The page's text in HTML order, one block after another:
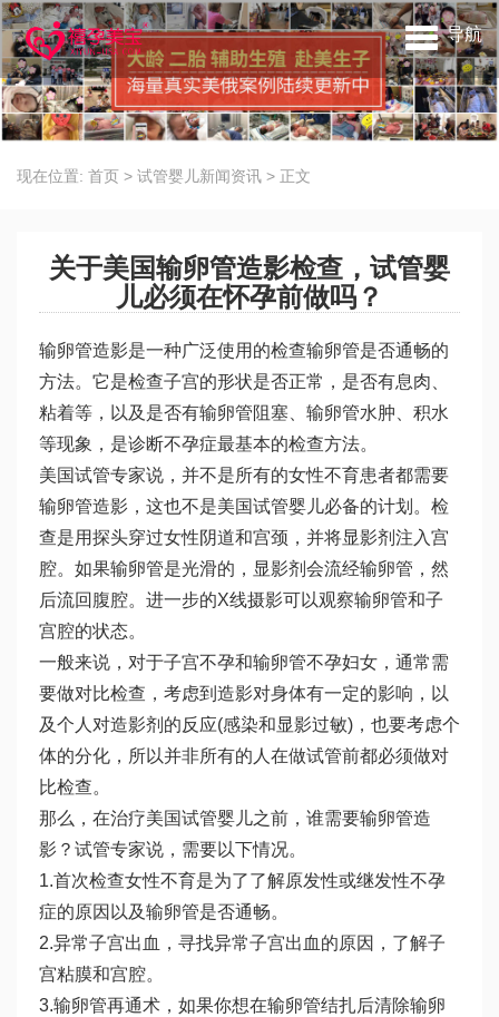
导航
现在位置: 首页 > 试管婴儿新闻资讯 > 正文
关于美国输卵管造影检查，试管婴
儿必须在怀孕前做吗？
输卵管造影是一种广泛使用的检查输卵管是否通畅的
方法。它是检查子宫的形状是否正常，是否有息肉、
粘着等，以及是否有输卵管阻塞、输卵管水肿、积水
等现象，是诊断不孕症最基本的检查方法。
美国试管专家说，并不是所有的女性不育患者都需要
输卵管造影，这也不是美国试管婴儿必备的计划。检
查是用探头穿过女性阴道和宫颈，并将显影剂注入宫
腔。如果输卵管是光滑的，显影剂会流经输卵管，然
后流回腹腔。进一步的X线摄影可以观察输卵管和子
宫腔的状态。
一般来说，对于子宫不孕和输卵管不孕妇女，通常需
要做对比检查，考虑到造影对身体有一定的影响，以
及个人对造影剂的反应(感染和显影过敏)，也要考虑个
体的分化，所以并非所有的人在做试管前都必须做对
比检查。
那么，在治疗美国试管婴儿之前，谁需要输卵管造
影？试管专家说，需要以下情况。
1.首次检查女性不育是为了了解原发性或继发性不孕
症的原因以及输卵管是否通畅。
2.异常子宫出血，寻找异常子宫出血的原因，了解子
宫粘膜和宫腔。
3.输卵管再通术，如果你想在输卵管结扎后清除输卵